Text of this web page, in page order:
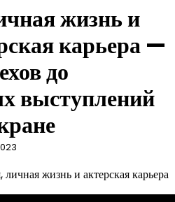
жизнь и
карьера —
до
выступлений